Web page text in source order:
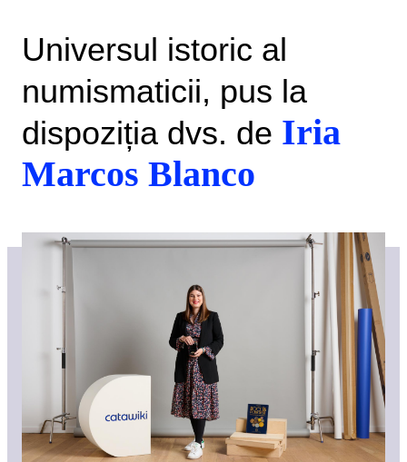
Universul istoric al
numismaticii, pus la
dispoziția dvs. de Iria
Marcos Blanco